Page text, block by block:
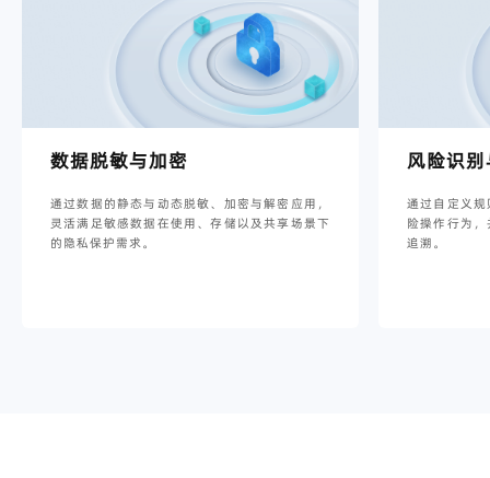
数据脱敏与加密
通过数据的静态与动态脱敏、加密与解密应用，
灵活满足敏感数据在使用、存储以及共享场景下
的隐私保护需求。
风险识
通过自定义
险操作行为
追溯。